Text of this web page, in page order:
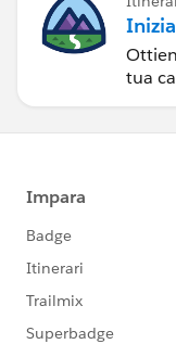
tua